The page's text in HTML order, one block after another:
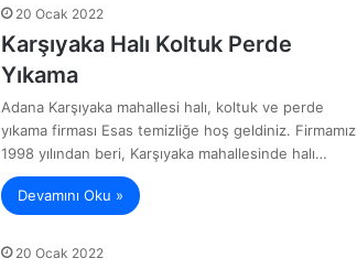
20 Ocak 2022
Karşıyaka Halı Koltuk Perde
Yıkama
Adana Karşıyaka mahallesi halı, koltuk ve perde
yıkama firması Esas temizliğe hoş geldiniz. Firmamız
1998 yılından beri, Karşıyaka mahallesinde halı…
Devamını Oku »
20 Ocak 2022